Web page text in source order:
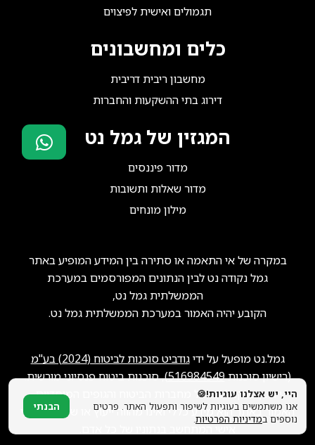
תגמולים ואישית לפיצוים
כלים ומחשבונים
מחשבון ריבית דריבית
דירוג בתי ההשקעות והחברות
המגזין של גמל נט
מדור פיננסים
מדור שאלות ותשובות
מילון מונחים
במקרה של אי התאמה או סתירה בין המידע המופיע באתר
גמל נקודה נט לבין הנתונים המפורסמים במערכת
הממשלתית גמל נט,
הקובע יהיה האמור במערכת הממשלתית גמל נט.
גמל.נט מופעל על ידיגודביט סוכנות לביטוח (2024) בע"מ
(רישיון סוכנות516984549), סוכנות ביטוח פנסיוני מורשית.
ייתכן שנקבל תגמול מחברות הביטוח והגופים המוסדיים.
האמור באתר הוא מידע כללי ואינו מהווה ייעוץ או שיווק פנסיוני
אישי המתחשב בנתוניו של כל אדם.
היי, יש אצלנו עוגיות!🍪
אנו משתמשים בעוגיות לשיפור ותפעול האתר. פרטים
נוספים במדיניות הפרטיות.
הבנתי